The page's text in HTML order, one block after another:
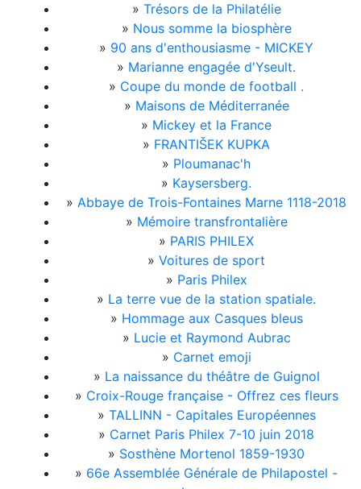
» Trésors de la Philatélie
» Nous somme la biosphère
» 90 ans d'enthousiasme - MICKEY
» Marianne engagée d'Yseult.
» Coupe du monde de football .
» Maisons de Méditerranée
» Mickey et la France
» FRANTIŠEK KUPKA
» Ploumanac'h
» Kaysersberg.
» Abbaye de Trois-Fontaines Marne 1118-2018
» Mémoire transfrontalière
» PARIS PHILEX
» Voitures de sport
» Paris Philex
» La terre vue de la station spatiale.
» Hommage aux Casques bleus
» Lucie et Raymond Aubrac
» Carnet emoji
» La naissance du théâtre de Guignol
» Croix-Rouge française - Offrez ces fleurs
» TALLINN - Capitales Européennes
» Carnet Paris Philex 7-10 juin 2018
» Sosthène Mortenol 1859-1930
» 66e Assemblée Générale de Philapostel -